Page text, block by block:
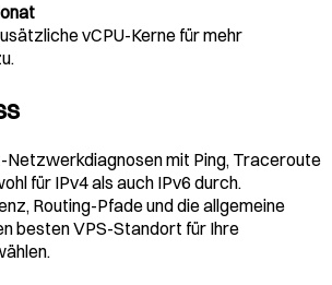
vCPU-Kerne für mehr
Netzwerkdiagnosen mit Ping, Traceroute
für IPv4 als auch IPv6 durch.
Routing-Pfade und die allgemeine
besten VPS-Standort für Ihre